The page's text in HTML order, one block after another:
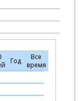
Год
Все
время